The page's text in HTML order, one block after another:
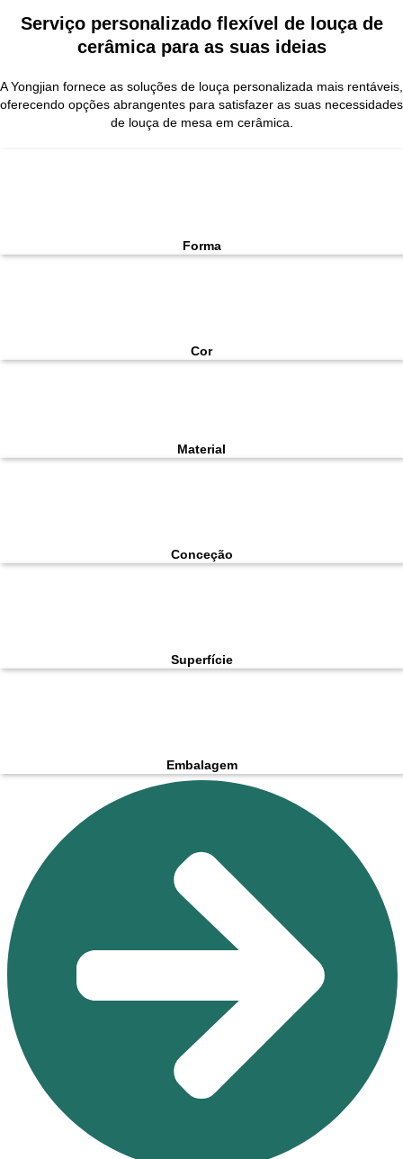
Serviço personalizado flexível de louça de
cerâmica para as suas ideias
A Yongjian fornece as soluções de louça personalizada mais rentáveis,
oferecendo opções abrangentes para satisfazer as suas necessidades
de louça de mesa em cerâmica.
Forma
Cor
Material
Conceção
Superfície
Embalagem